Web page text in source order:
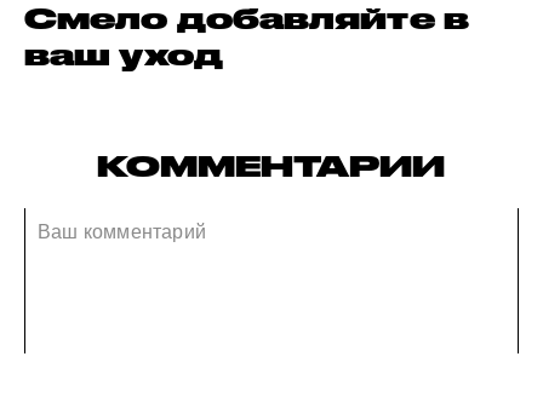
Смело добавляйте в
ваш уход
КОММЕНТАРИИ